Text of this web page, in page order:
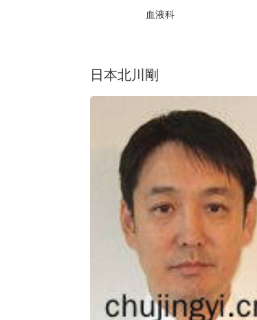
血液科
日本北川剛